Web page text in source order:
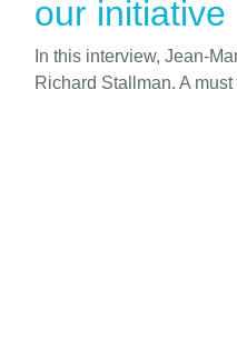
our initiative
In this interview, Jean-
Richard Stallman. A